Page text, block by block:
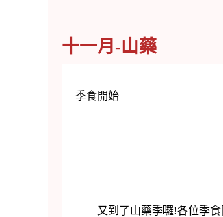
十一月-山藥
季食開始
又到了山藥季囉!各位季食